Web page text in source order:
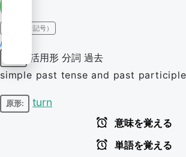
IPA（発音記号）
/tɜːnd/
活用形 分詞 過去
simple past tense and past
原形: turn
意味を覚える
単語を覚える